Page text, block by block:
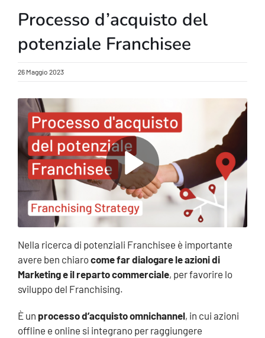
Processo d’acquisto del
potenziale Franchisee
26 Maggio 2023
Nella ricerca di potenziali Franchisee è importante
avere ben chiarocome far dialogare le azioni di
Marketing e il reparto commerciale, per favorire lo
sviluppo del Franchising.
È un processo d’acquisto omnichannel, in cui azioni
offline e online si integrano per raggiungere